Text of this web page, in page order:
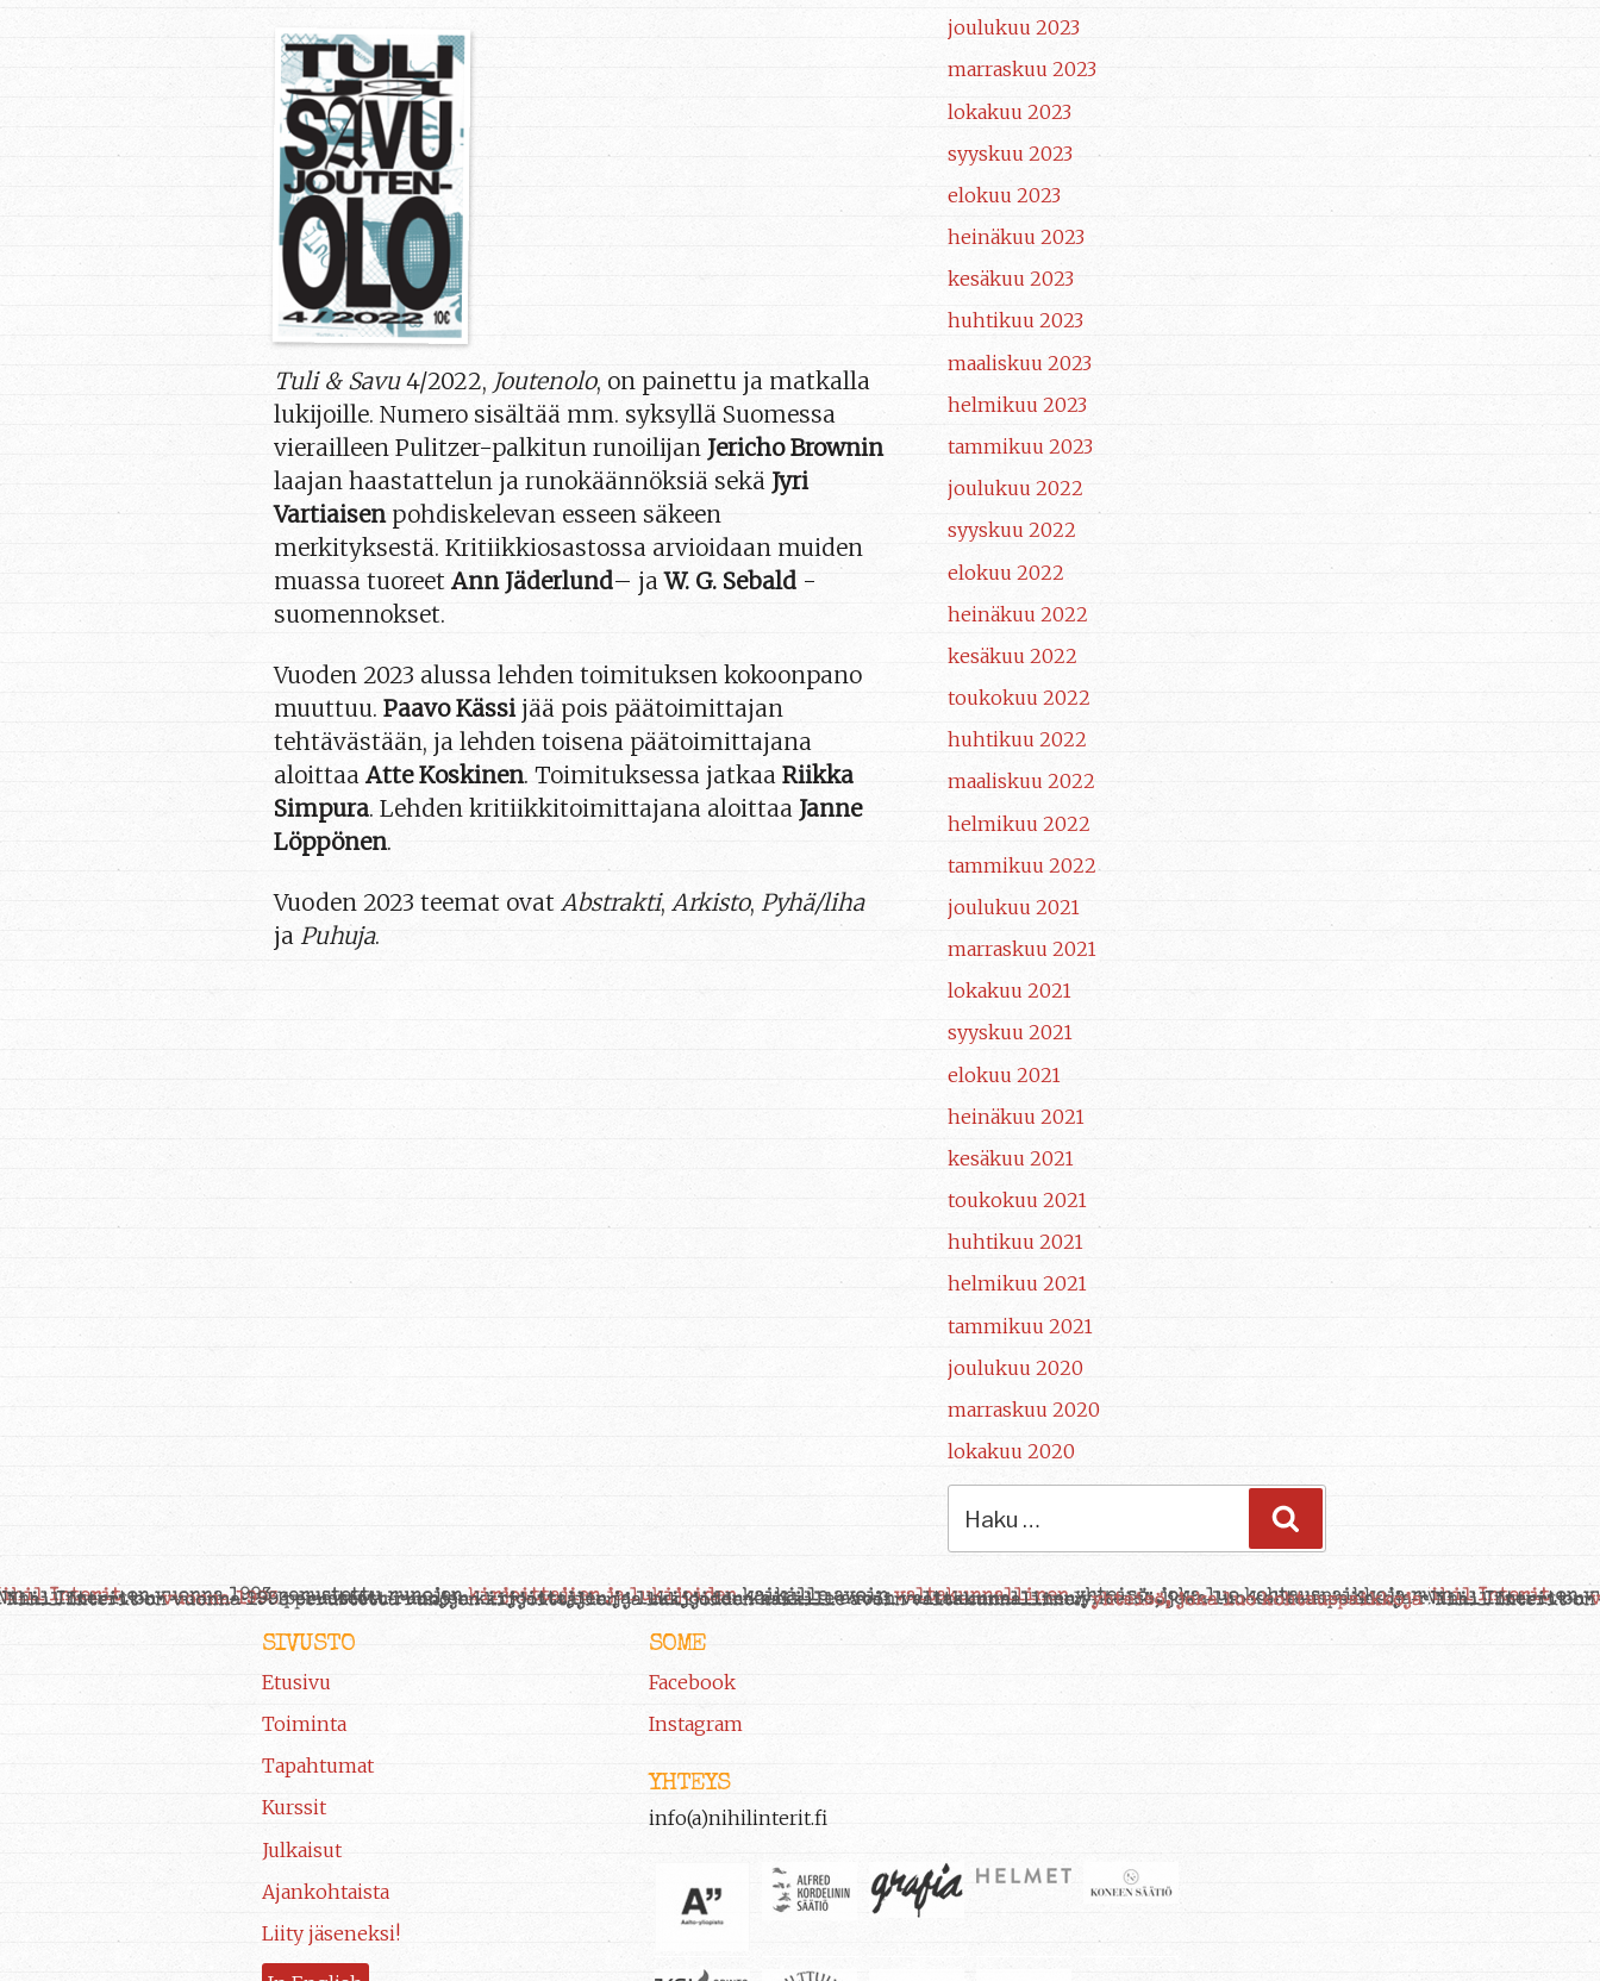
Tuli & Savu4/2022, Joutenolo, on painettu ja matkalla
lukijoille. Numero sisältää mm. syksyllä Suomessa
vierailleen Pulitzer-palkitun runoilijan Jericho Brownin
laajan haastattelun ja runokäännöksiä sekä Jyri
Vartiaisenpohdiskelevan esseen säkeen
merkityksestä. Kritiikkiosastossa arvioidaan muiden
muassa tuoreet Ann Jäderlund– jaW. G. Sebald -
suomennokset.
Vuoden 2023 alussa lehden toimituksen kokoonpano
muuttuu. Paavo Kässijää pois päätoimittajan
tehtävästään, ja lehden toisena päätoimittajana
aloittaa Atte Koskinen. Toimituksessa jatkaa Riikka
Simpura. Lehden kritiikkitoimittajana aloittaa Janne
Löppönen.
Vuoden 2023 teemat ovat Abstrakti, Arkisto, Pyhä/liha
ja Puhuja.
joulukuu 2023
marraskuu 2023
lokakuu 2023
syyskuu 2023
elokuu 2023
heinäkuu 2023
kesäkuu 2023
huhtikuu 2023
maaliskuu 2023
helmikuu 2023
tammikuu 2023
joulukuu 2022
syyskuu 2022
elokuu 2022
heinäkuu 2022
kesäkuu 2022
toukokuu 2022
huhtikuu 2022
maaliskuu 2022
helmikuu 2022
tammikuu 2022
joulukuu 2021
marraskuu 2021
lokakuu 2021
syyskuu 2021
elokuu 2021
heinäkuu 2021
kesäkuu 2021
toukokuu 2021
huhtikuu 2021
helmikuu 2021
tammikuu 2021
joulukuu 2020
marraskuu 2020
lokakuu 2020
SIVUSTO
Etusivu
Toiminta
Tapahtumat
Kurssit
Julkaisut
Ajankohtaista
Liity jäseneksi!
SOME
Facebook
Instagram
YHTEYS
info(a)nihilinterit.fi